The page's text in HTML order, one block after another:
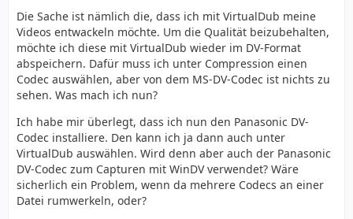
Die Sache ist nämlich die, dass ich mit VirtualDub meine
Videos entwackeln möchte. Um die Qualität beizubehalten,
möchte ich diese mit VirtualDub wieder im DV-Format
abspeichern. Dafür muss ich unter Compression einen
Codec auswählen, aber von dem MS-DV-Codec ist nichts zu
sehen. Was mach ich nun?
Ich habe mir überlegt, dass ich nun den Panasonic DV-
Codec installiere. Den kann ich ja dann auch unter
VirtualDub auswählen. Wird denn aber auch der Panasonic
DV-Codec zum Capturen mit WinDV verwendet? Wäre
sicherlich ein Problem, wenn da mehrere Codecs an einer
Datei rumwerkeln, oder?